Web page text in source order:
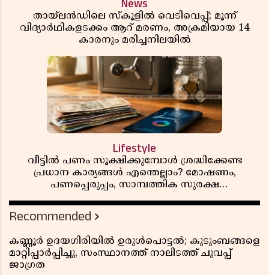
News
തായ്‌ലൻഡിലെ സ്‌കൂളിൽ വെടിവെപ്പ്; മൂന്ന്
വിദ്യാർഥികളടക്കം ആറ് മരണം, അക്രമിയായ 14
കാരനും മരിച്ചനിലയിൽ
Lifestyle
വീട്ടിൽ പണം സൂക്ഷിക്കുമ്പോൾ ശ്രദ്ധിക്കേണ്ട
പ്രധാന കാര്യങ്ങൾ എന്തെല്ലാം? മോഷണം,
പണപ്പെരുപ്പം, സാമ്പത്തിക സുരക്ഷ
Recommended
കണ്ണൂർ ഉദയഗിരിയിൽ ഉരുൾപൊട്ടൽ; കുടുംബങ്ങളെ
മാറ്റിപ്പാർപ്പിച്ചു, സംസ്ഥാനത്ത് നാലിടത്ത് ചുവപ്പ്
ജാഗ്രത